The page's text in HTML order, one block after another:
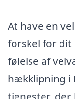
At have en
forskel for dit
følelse af
hækklipning i